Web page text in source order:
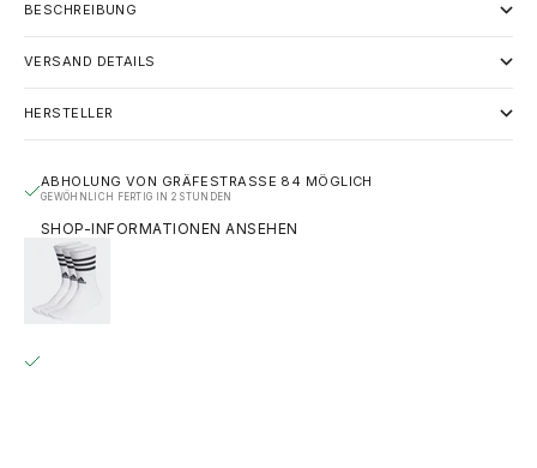
BESCHREIBUNG
VERSAND DETAILS
HERSTELLER
ABHOLUNG VON GRÄFESTRASSE 84 MÖGLICH
GEWÖHNLICH FERTIG IN 2 STUNDEN
SHOP-INFORMATIONEN ANSEHEN